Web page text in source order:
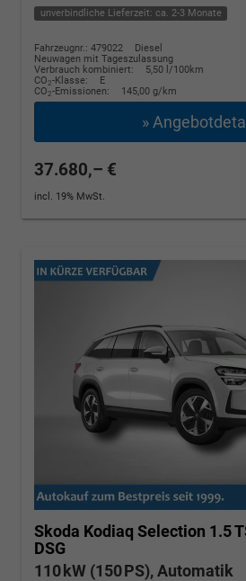
unverbindliche Lieferzeit: ca. 2-3 Monate
Fahrzeugnr.: 479022
Diesel
Neuwagen mit Tageszulassung
Verbrauch kombiniert:
5,50 l/100km
CO2-Klasse:
E
CO2-Emissionen: 145,00 g/km
»
37.680,– €
incl. 19% MwSt.
Skoda Kodiaq Selection 1.5
DSG
110 kW (150 PS), Automatik